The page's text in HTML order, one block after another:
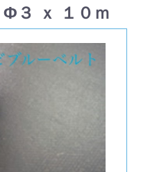
３ ｘ １０ｍ